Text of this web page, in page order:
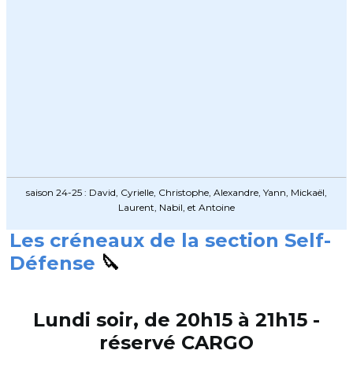
saison 24-25 : David, Cyrielle, Christophe, Alexandre, Yann, Mickaël,
Laurent, Nabil, et Antoine
Les créneaux de la section Self-
Défense 🔪
Lundi soir, de 20h15 à 21h15 -
réservé CARGO